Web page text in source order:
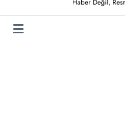
Haber Değil,